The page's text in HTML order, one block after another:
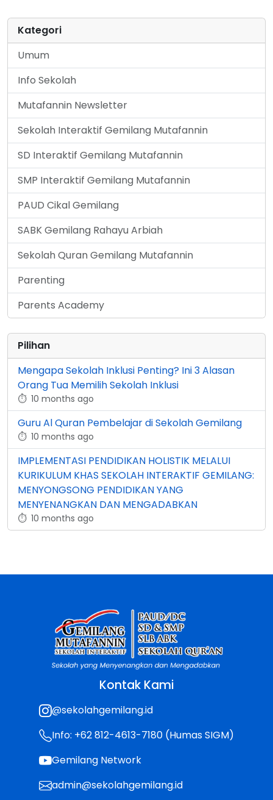
Kategori
Umum
Info Sekolah
Mutafannin Newsletter
Sekolah Interaktif Gemilang Mutafannin
SD Interaktif Gemilang Mutafannin
SMP Interaktif Gemilang Mutafannin
PAUD Cikal Gemilang
SABK Gemilang Rahayu Arbiah
Sekolah Quran Gemilang Mutafannin
Parenting
Parents Academy
Pilihan
Mengapa Sekolah Inklusi Penting? Ini 3 Alasan
Orang Tua Memilih Sekolah Inklusi
⏱ 10 months ago
Guru Al Quran Pembelajar di Sekolah Gemilang
⏱ 10 months ago
IMPLEMENTASI PENDIDIKAN HOLISTIK MELALUI
KURIKULUM KHAS SEKOLAH INTERAKTIF GEMILANG:
MENYONGSONG PENDIDIKAN YANG
MENYENANGKAN DAN MENGADABKAN
⏱ 10 months ago
Kontak Kami
@sekolahgemilang.id
Info: +62 812-4613-7180 (Humas SIGM)
Gemilang Network
admin@sekolahgemilang.id